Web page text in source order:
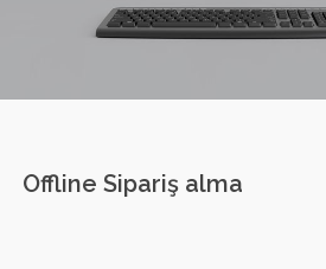
Offline Sipariş alma